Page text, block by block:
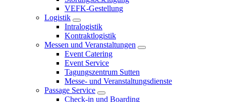
VEFK-Gestellung
Logistik
Intralogistik
Kontraktlogistik
Messen und Veranstaltungen
Event Catering
Event Service
Tagungszentrum Sutten
Messe- und Veranstaltungsdienste
Passage Service
Check-in und Boarding